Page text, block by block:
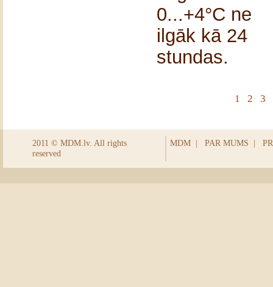
0...+4°C ne
ilgāk kā 24
stundas.
1 2 3
2011 © MDM.lv. All rights
reserved
MDM| PAR MUMS |